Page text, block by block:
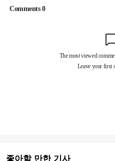
좋아할 만한 기사